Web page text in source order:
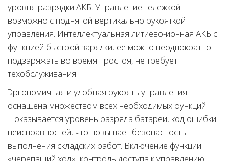
уровня разрядки АКБ. Управление тележкой
возможно с поднятой вертикально рукояткой
управления. Интеллектуальная литиево-ионная АКБ с
функцией быстрой зарядки, ее можно неоднократно
подзаряжать во время простоя, не требует
техобслуживания.
Эргономичная и удобная рукоять управления
оснащена множеством всех необходимых функций.
Показывается уровень разряда батареи, код ошибки
неисправностей, что повышает безопасность
выполнения складских работ. Включение функции
«черепаший ход», контроль доступа к управлению,